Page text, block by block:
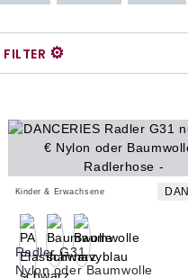
FILTER ⚙
Kinder & Erwachsene
Radler G31
Nylon oder Baumwolle